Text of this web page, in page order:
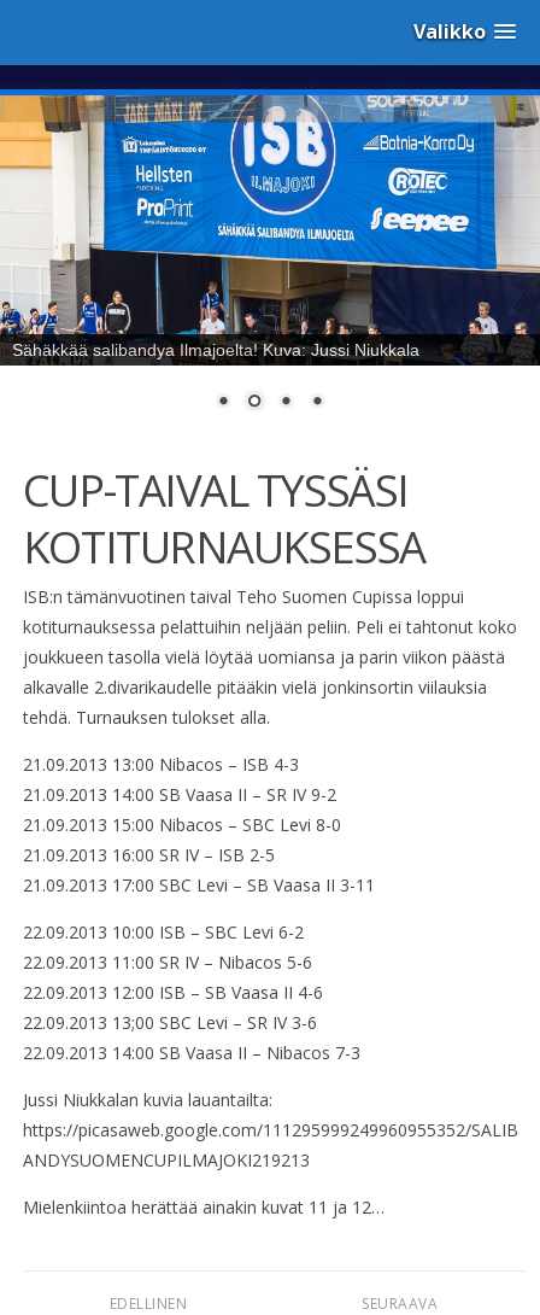
Valikko
Sähäkkää salibandya Ilmajoelta! Kuva: Jussi Niukkala
CUP-TAIVAL TYSSÄSI
KOTITURNAUKSESSA
ISB:n tämänvuotinen taival Teho Suomen Cupissa loppui
kotiturnauksessa pelattuihin neljään peliin. Peli ei tahtonut koko
joukkueen tasolla vielä löytää uomiansa ja parin viikon päästä
alkavalle 2.divarikaudelle pitääkin vielä jonkinsortin viilauksia
tehdä. Turnauksen tulokset alla.
21.09.2013 13:00 Nibacos – ISB 4-3
21.09.2013 14:00 SB Vaasa II – SR IV 9-2
21.09.2013 15:00 Nibacos – SBC Levi 8-0
21.09.2013 16:00 SR IV – ISB 2-5
21.09.2013 17:00 SBC Levi – SB Vaasa II 3-11
22.09.2013 10:00 ISB – SBC Levi 6-2
22.09.2013 11:00 SR IV – Nibacos 5-6
22.09.2013 12:00 ISB – SB Vaasa II 4-6
22.09.2013 13;00 SBC Levi – SR IV 3-6
22.09.2013 14:00 SB Vaasa II – Nibacos 7-3
Jussi Niukkalan kuvia lauantailta:
https://picasaweb.google.com/111295999249960955352/SALIB
ANDYSUOMENCUPILMAJOKI219213
Mielenkiintoa herättää ainakin kuvat 11 ja 12…
SEURAAVA
EDELLINEN